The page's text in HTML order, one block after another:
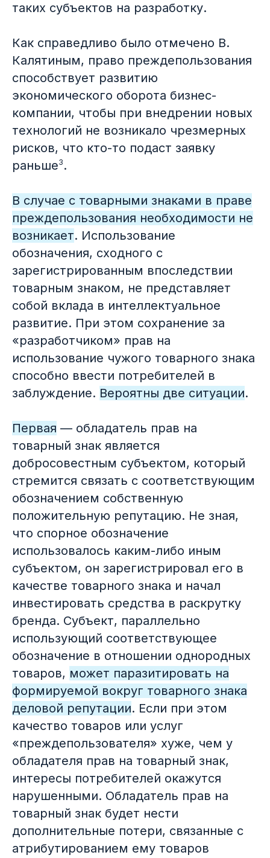
таких субъектов на разработку.
Как справедливо было отмечено В.
Калятиным, право преждепользования
способствует развитию
экономического оборота бизнес-
компании, чтобы при внедрении новых
технологий не возникало чрезмерных
рисков, что кто-то подаст заявку
раньше3 .
В случае с товарными знаками в праве
преждепользования необходимости не
возникает. Использование
обозначения, сходного с
зарегистрированным впоследствии
товарным знаком, не представляет
собой вклада в интеллектуальное
развитие. При этом сохранение за
«разработчиком» прав на
использование чужого товарного знака
способно ввести потребителей в
заблуждение. Вероятны две ситуации.
Первая — обладатель прав на
товарный знак является
добросовестным субъектом, который
стремится связать с соответствующим
обозначением собственную
положительную репутацию. Не зная,
что спорное обозначение
использовалось каким-либо иным
субъектом, он зарегистрировал его в
качестве товарного знака и начал
инвестировать средства в раскрутку
бренда. Субъект, параллельно
использующий соответствующее
обозначение в отношении однородных
товаров, может паразитировать на
формируемой вокруг товарного знака
деловой репутации. Если при этом
качество товаров или услуг
«преждепользователя» хуже, чем у
обладателя прав на товарный знак,
интересы потребителей окажутся
нарушенными. Обладатель прав на
товарный знак будет нести
дополнительные потери, связанные с
атрибутированием ему товаров